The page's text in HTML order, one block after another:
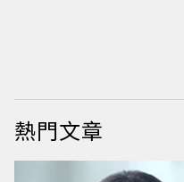
熱門文章